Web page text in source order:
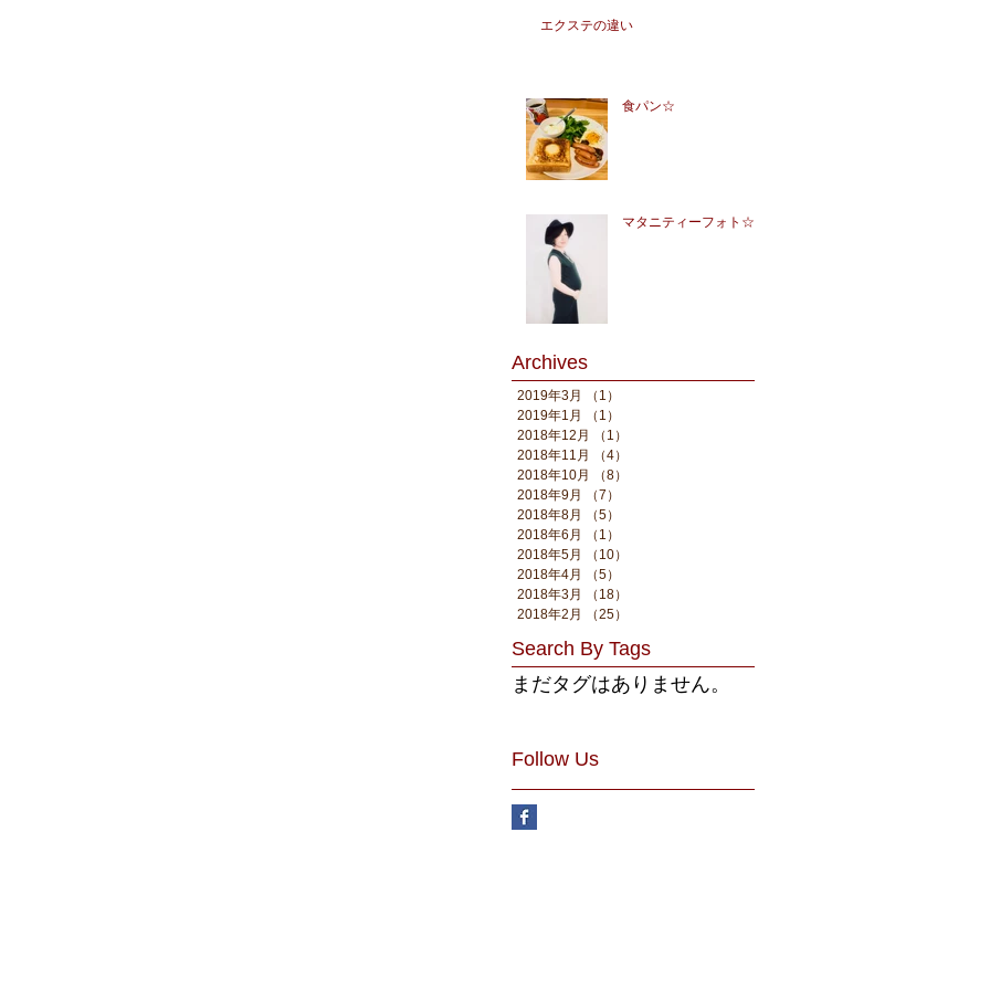
エクステの違い
食パン☆
マタニティーフォト☆
Archives
2019年3月 （1）
2019年1月
（1）
2018年12月
（1）
2018年11月
（4）
2018年10月
（8）
2018年9月
（7）
2018年8月
（5）
2018年6月
（1）
2018年5月
（10）
2018年4月
（5）
2018年3月
（18）
2018年2月
（25）
Search By Tags
まだタグはありません。
Follow Us